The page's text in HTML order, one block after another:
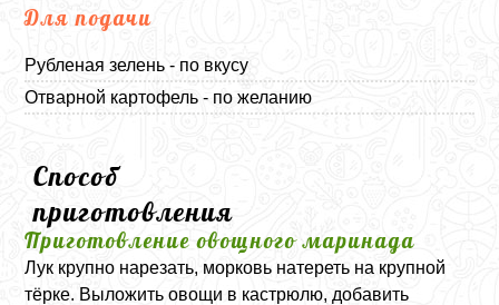
Для подачи
Рубленая зелень - по вкусу
Отварной картофель - по желанию
Способ
приготовления
Приготовление овощного маринада
Лук крупно нарезать, морковь натереть на крупной
тёрке. Выложить овощи в кастрюлю, добавить